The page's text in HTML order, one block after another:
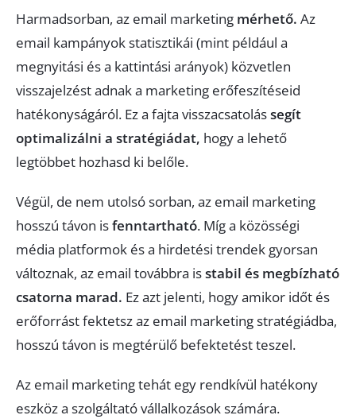
Harmadsorban, az email marketing mérhető. Az
email kampányok statisztikái (mint például a
megnyitási és a kattintási arányok) közvetlen
visszajelzést adnak a marketing erőfeszítéseid
hatékonyságáról. Ez a fajta visszacsatolássegít
optimalizálni a stratégiádat, hogy a lehető
legtöbbet hozhasd ki belőle.
Végül, de nem utolsó sorban, az email marketing
hosszú távon isfenntartható. Míg a közösségi
média platformok és a hirdetési trendek gyorsan
változnak, az email továbbra isstabil és megbízható
csatorna marad. Ez azt jelenti, hogy amikor időt és
erőforrást fektetsz az email marketing stratégiádba,
hosszú távon is megtérülő befektetést teszel.
Az email marketing tehát egy rendkívül hatékony
eszköz a szolgáltató vállalkozások számára.